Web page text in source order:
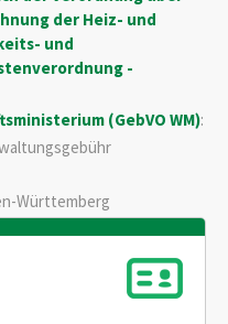
der Heiz- und
und
-
(GebVO WM):
Württemberg